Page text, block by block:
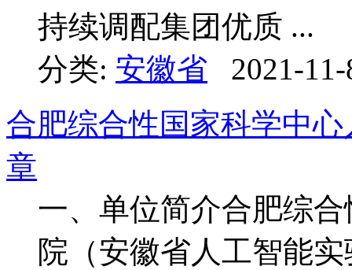
持续调配集团优质 ...
分类: 安徽省
2021-
合肥综合性国家科学中
章
一、单位简介合肥综
院（安徽省人工智能